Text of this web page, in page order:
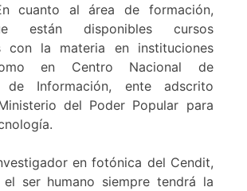
cuanto al área de formación,
están disponibles cursos
con la materia en instituciones
en Centro Nacional de
de Información, ente adscrito
del Poder Popular para
en fotónica del Cendit,
ser humano siempre tendrá la